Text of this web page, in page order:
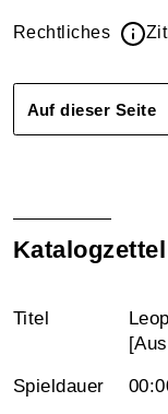
Rechtliches
Auf dieser Seite
Katalogzettel
Titel
Spieldauer